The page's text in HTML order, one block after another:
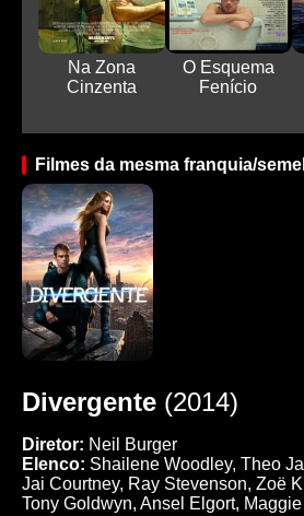
Na Zona
Cinzenta
O Esquema
Fenício
Filmes da mesma franquia/
Divergente (2014)
Diretor: Neil Burger
Elenco: Shailene Woodley, Theo
Jai Courtney, Ray Stevenson, Zoë
Tony Goldwyn, Ansel Elgort,